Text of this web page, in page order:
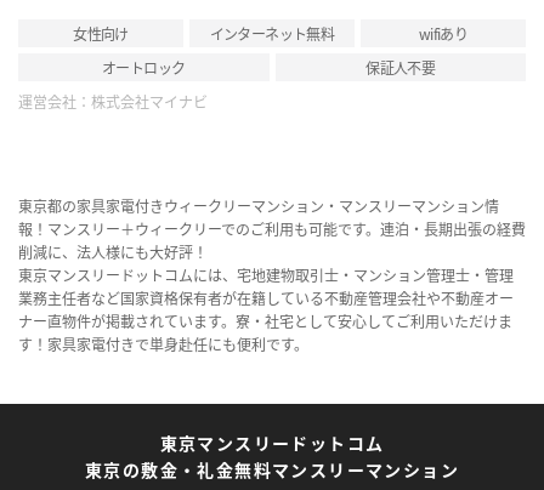
女性向け インターネット無料
wifiあり
オートロック
保証人不要
運営会社： 株式会社マイナビ
東京都の家具家電付きウィークリーマンション・マンスリーマンション情
報！マンスリー＋ウィークリーでのご利用も可能です。連泊・長期出張の経費
削減に、法人様にも大好評！
東京マンスリードットコムには、宅地建物取引士・マンション管理士・管理
業務主任者など国家資格保有者が在籍している不動産管理会社や不動産オー
ナー直物件が掲載されています。寮・社宅として安心してご利用いただけま
す！家具家電付きで単身赴任にも便利です。
東京マンスリードットコム
東京の敷金・礼金無料マンスリーマンション